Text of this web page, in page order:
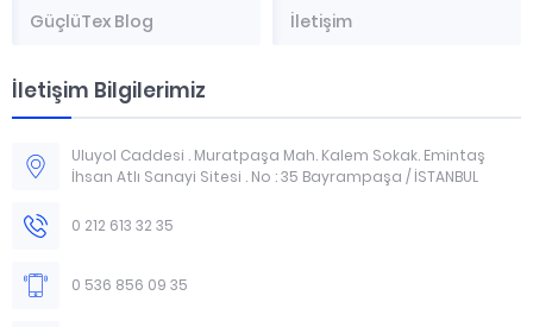
GüçlüTex Blog İletişim
İletişim Bilgilerimiz
Uluyol Caddesi . Muratpaşa Mah. Kalem Sokak. Emintaş
İhsan Atlı Sanayi Sitesi . No : 35 Bayrampaşa / İSTANBUL
0 212 613 32 35
0 536 856 09 35